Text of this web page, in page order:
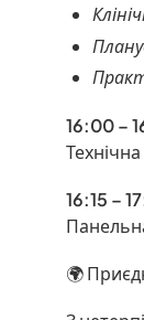
16:00 –
16:15 –
🌍